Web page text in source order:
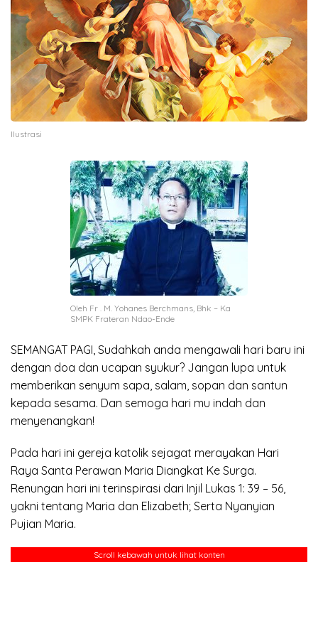
Ilustrasi
Oleh Fr . M. Yohanes Berchmans, Bhk – Ka
SMPK Frateran Ndao-Ende
SEMANGAT PAGI, Sudahkah anda mengawali hari baru ini
dengan doa dan ucapan syukur? Jangan lupa untuk
memberikan senyum sapa, salam, sopan dan santun
kepada sesama. Dan semoga hari mu indah dan
menyenangkan!
Pada hari ini gereja katolik sejagat merayakan Hari
Raya Santa Perawan Maria Diangkat Ke Surga.
Renungan hari ini terinspirasi dari Injil Lukas 1: 39 – 56,
yakni tentang Maria dan Elizabeth; Serta Nyanyian
Pujian Maria.
Scroll kebawah untuk lihat konten